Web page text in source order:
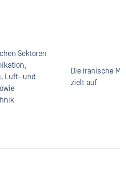
Sektoren
Luft- und
Die iranische
zielt auf